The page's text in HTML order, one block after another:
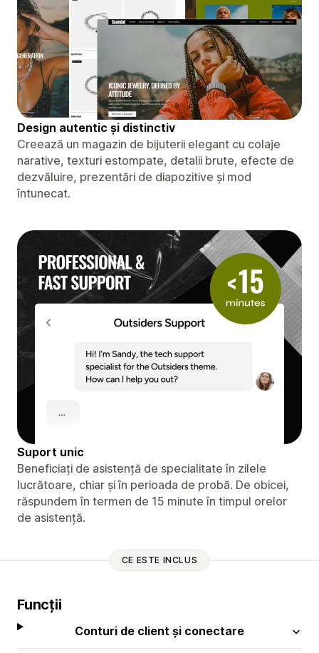
Design autentic și distinctiv
Creează un magazin de bijuterii elegant cu colaje
narative, texturi estompate, detalii brute, efecte de
dezvăluire, prezentări de diapozitive și mod
întunecat.
Suport unic
Beneficiați de asistență de specialitate în zilele
lucrătoare, chiar și în perioada de probă. De obicei,
răspundem în termen de 15 minute în timpul orelor
de asistență.
CE ESTE INCLUS
Funcții
Conturi de client și conectare